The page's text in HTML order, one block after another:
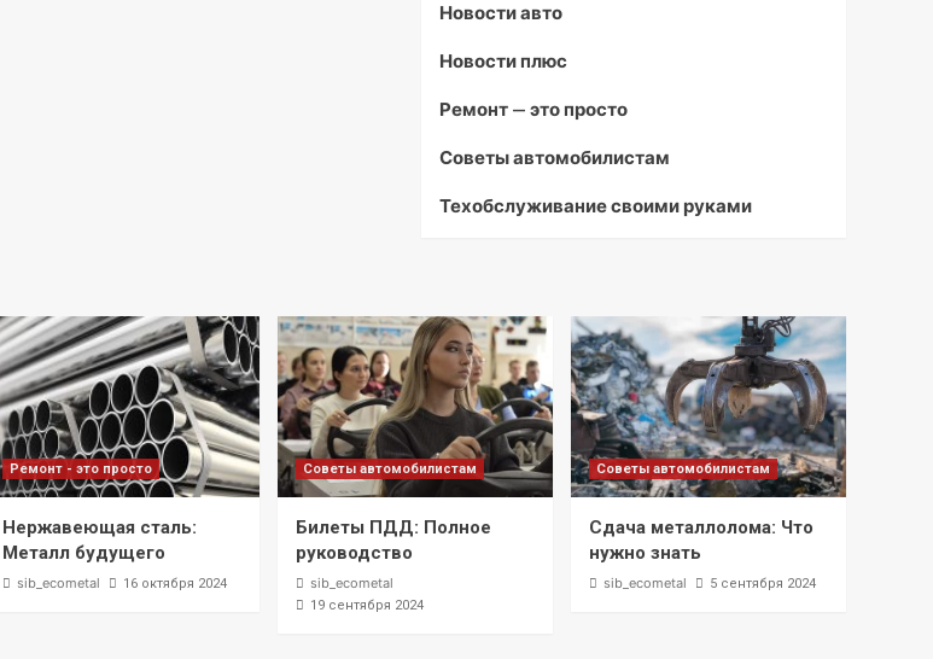
Новости авто
Новости плюс
Ремонт — это просто
Советы автомобилистам
Техобслуживание своими руками
Ремонт - это просто
Нержавеющая сталь:
Металл будущего
sib_ecometal 16 октября 2024
Советы автомобилистам
Билеты ПДД: Полное
руководство
sib_ecometal
19 сентября 2024
Советы автомобилистам
Сдача металлолома: Что
нужно знать
sib_ecometal 5 сентября 2024